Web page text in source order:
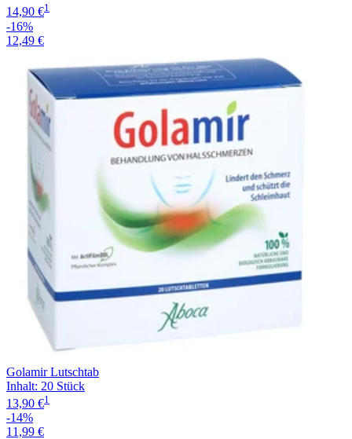
14,90 €1
-16%
12,49 €
Golamir Lutschtab
Inhalt: 20 Stück
13,90 €1
-14%
11,99 €